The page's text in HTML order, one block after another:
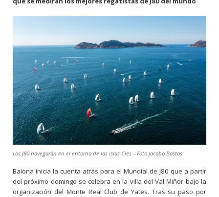
Los J80 navegarán en el entorno de las islas Cíes – Foto Jacobo Bastos
Baiona inicia la cuenta atrás para el Mundial de J80 que a partir
del próximo domingo se celebra en la villa del Val Miñor bajo la
organización del Monte Real Club de Yates. Tras su paso por